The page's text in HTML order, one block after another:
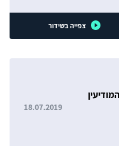
צפייה בשידור
18.07.2019